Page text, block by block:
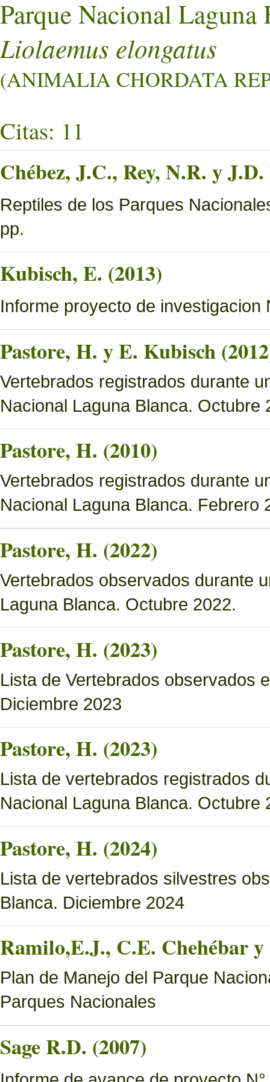
Parque Nacional Laguna
Liolaemus elongatus
(ANIMALIA CHORDATA
Citas: 11
Chébez, J.C., Rey, N.R. y
Reptiles de los Parques
pp.
Kubisch, E. (2013)
Informe proyecto de
Pastore, H. y E. Kubisch
Vertebrados registrados durante
Nacional Laguna Blanca. Octubre
Pastore, H. (2010)
Vertebrados registrados durante
Nacional Laguna Blanca. Febrero
Pastore, H. (2022)
Vertebrados observados durante
Laguna Blanca. Octubre 2022.
Pastore, H. (2023)
Lista de Vertebrados observados
Diciembre 2023
Pastore, H. (2023)
Lista de vertebrados registrados
Nacional Laguna Blanca. Octubre
Pastore, H. (2024)
Lista de vertebrados silvestres
Blanca. Diciembre 2024
Ramilo,E.J., C.E. Chehébar
Plan de Manejo del Parque
Parques Nacionales
Sage R.D. (2007)